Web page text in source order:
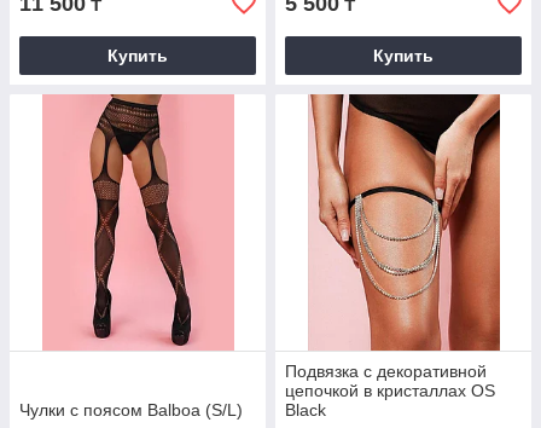
₸
Купить
₸
Купить
Чулки с поясом Balboa (S/L)
Подвязка с декоративной
цепочкой в кристаллах OS
Black